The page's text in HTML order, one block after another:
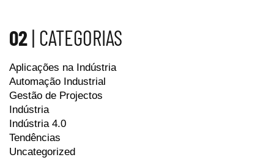
02| CATEGORIAS
Aplicações na Indústria
Automação Industrial
Gestão de Projectos
Indústria
Indústria 4.0
Tendências
Uncategorized